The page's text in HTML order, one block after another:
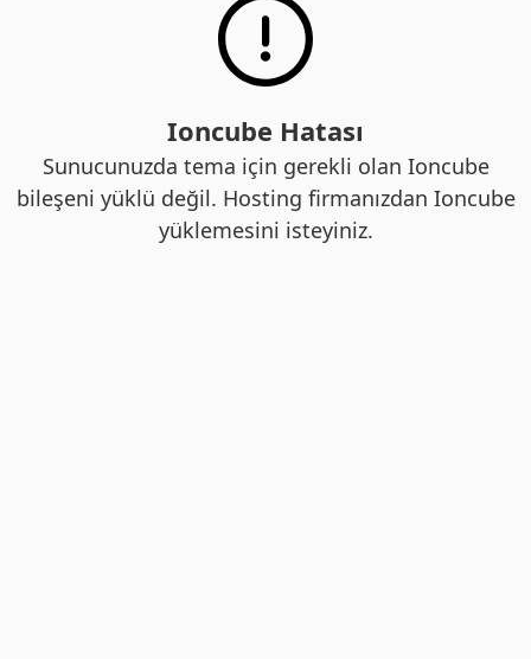
Ioncube Hatası
Sunucunuzda tema için gerekli olan Ioncube
bileşeni yüklü değil. Hosting firmanızdan Ioncube
yüklemesini isteyiniz.